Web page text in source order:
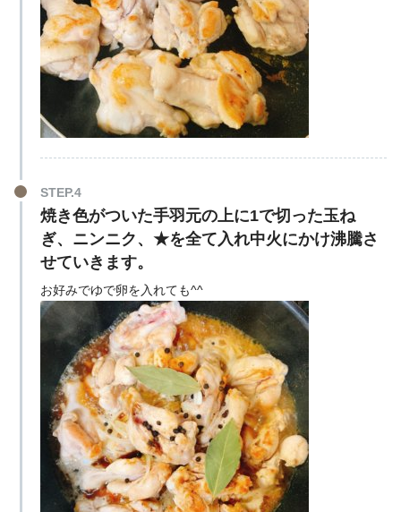
STEP.4
焼き色がついた手羽元の上に1で切った玉ね
ぎ、ニンニク、★を全て入れ中火にかけ沸騰さ
せていきます。
お好みでゆで卵を入れても^^